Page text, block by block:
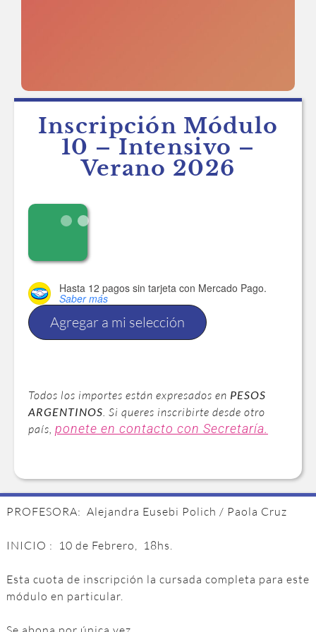
Inscripción Módulo
10 – Intensivo –
Verano 2026
Hasta 12 pagos sin tarjeta con Mercado Pago.
Saber más
Agregar a mi selección
Todos los importes están expresados en PESOS
ARGENTINOS. Si queres inscribirte desde otro
país, ponete en contacto con Secretaría.
PROFESORA: Alejandra Eusebi Polich / Paola Cruz
INICIO : 10 de Febrero, 18hs.
Esta cuota de inscripción la cursada completa para este
módulo en particular.